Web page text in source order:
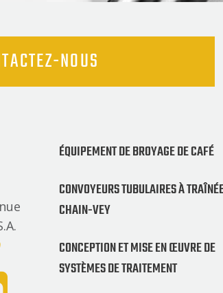
NOUS
ÉQUIPEMENT DE BROYAGE DE CAFÉ
CONVOYEURS TUBULAIRES À
CHAIN-VEY
CONCEPTION ET MISE EN ŒUVRE DE
SYSTÈMES DE TRAITEMENT